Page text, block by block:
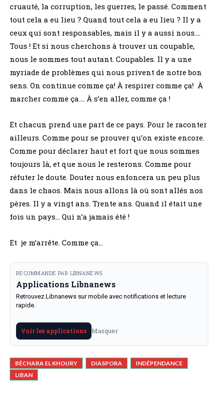
cruauté, la corruption, les guerres, le passé. Comment
tout cela a eu lieu ? Quand tout cela a eu lieu ? Il y a
ceux qui sont responsables, mais il y a aussi nous….
Tous ! Et si nous cherchons à trouver un coupable,
nous le sommes tout autant. Coupables. Il y a une
myriade de problèmes qui nous privent de notre bon
sens. On continue comme ça! À respirer comme ça! À
marcher comme ça…. À s’en aller, comme ça !
Et chacun prend une part de ce pays. Pour le raconter
ailleurs. Comme pour se prouver qu’on existe encore.
Comme pour déclarer haut et fort que nous sommes
toujours là, et que nous le resterons. Comme pour
réfuter le doute. Douter nous enfoncera un peu plus
dans le chaos. Mais nous allons là où sont allés nos
pères. Il y a vingt ans. Trente ans. Quand il était une
fois un pays… Qui n’a jamais été !
Et je m’arrête. Comme ça…
RECOMMANDE PAR LIBNANEWS
Applications Libnanews
Retrouvez Libnanews sur mobile avec notifications et lecture
rapide.
Voir les applications Masquer
BÉCHARA EL KHOURY DIASPORA
INDÉPENDANCE
LIBAN